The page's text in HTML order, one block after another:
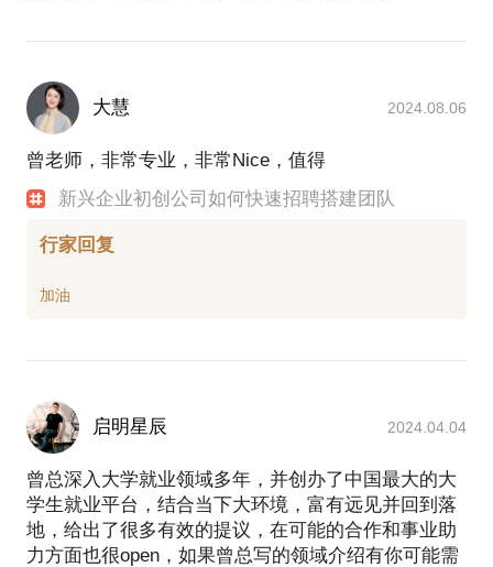
大慧 2024.08.06
曾老师，非常专业，非常Nice，值得
新兴企业初创公司如何快速招聘搭建团队
行家回复
启明星辰 2024.04.04
曾总深入大学就业领域多年，并创办了中国最大的大
学生就业平台，结合当下大环境，富有远见并回到落
地，给出了很多有效的提议，在可能的合作和事业助
力方面也很open，如果曾总写的领域介绍有你可能需